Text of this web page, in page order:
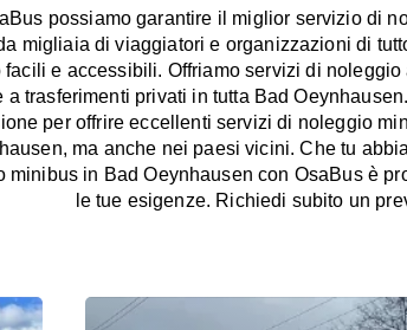
possiamo garantire il miglior servizio di
migliaia di viaggiatori e organizzazioni di
facili e accessibili. Offriamo servizi di
a trasferimenti privati in tutta Bad
per offrire eccellenti servizi di noleggio
ma anche nei paesi vicini. Che tu
minibus in Bad Oeynhausen con OsaBus è
le tue esigenze. Richiedi subito un